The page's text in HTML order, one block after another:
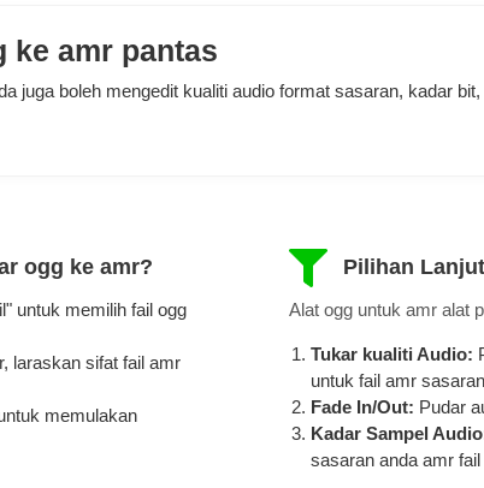
ke amr pantas
juga boleh mengedit kualiti audio format sasaran, kadar
ogg ke amr?
untuk memilih fail ogg
laraskan sifat fail amr
memulakan
Pilihan
Alat ogg untuk amr alat
Tukar kualiti Audio:
untuk fail amr
Fade In/Out: Pudar
Kadar Sampel
sasaran anda amr fail